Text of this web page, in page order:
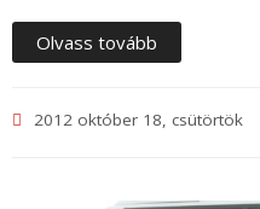
Olvass tovább
2012 október 18, csütörtök